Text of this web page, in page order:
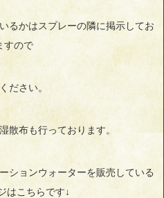
るかはスプレーの隣に掲示してお
すので
ださい。
散布も行っております。
ションウォーターを販売している
はこちらです↓